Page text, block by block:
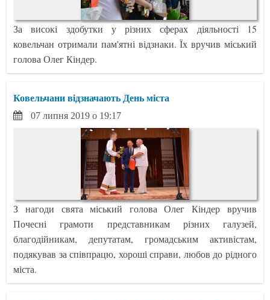
За високі здобутки у різних сферах діяльності 15
ковельчан отримали пам'ятні відзнаки. Їх вручив міський
голова Олег Кіндер.
Ковельчани відзначають День міста
07 липня 2019 о 19:17
З нагоди свята міський голова Олег Кіндер вручив
Почесні грамоти представникам різних галузей,
благодійникам, депутатам, громадським активістам,
подякував за співпрацю, хороші справи, любов до рідного
міста.